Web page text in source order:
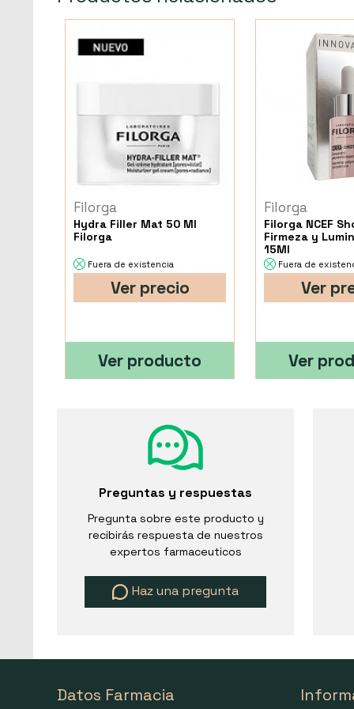
Filorga
Hydra Filler Mat 50 Ml
Filorga
Fuera de existencia
Ver precio
Ver producto
Filorga
Filorga NCEF
Firmeza y
15Ml
Fuera de
Ver
Ver
Preguntas y respuestas
Pregunta sobre este producto y
recibirás respuesta de nuestros
expertos farmaceuticos
Haz una pregunta
Datos Farmacia